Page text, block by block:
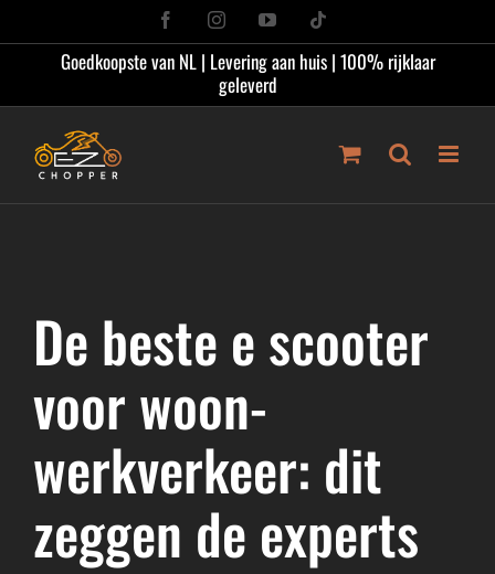
naar
FacebookInstagramYouTube
Goedkoopste van NL | Levering aan huis | 100% rijklaar
geleverd
De beste e scooter
voor woon-
werkverkeer: dit
zeggen de experts